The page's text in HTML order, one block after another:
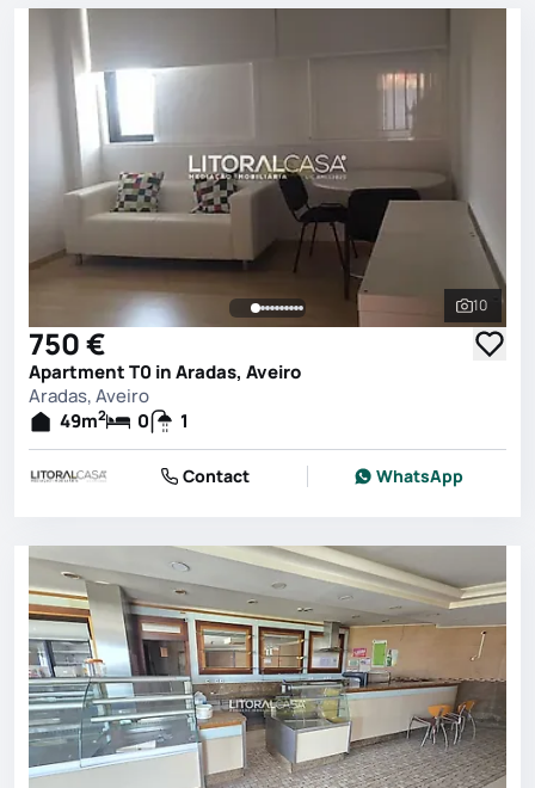
See all
10
750 €
Apartment T0 in Aradas, Aveiro
Aradas, Aveiro
49m2 0 1
Contact WhatsApp